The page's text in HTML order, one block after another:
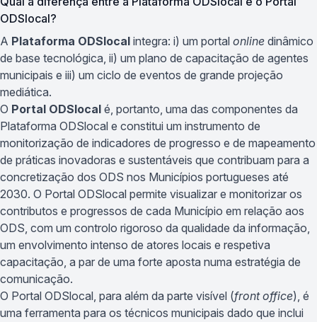
ODSlocal?
A Plataforma ODSlocal integra: i) um portal online dinâmico
de base tecnológica, ii) um plano de capacitação de agentes
municipais e iii) um ciclo de eventos de grande projeção
mediática.
O Portal ODSlocal é, portanto, uma das componentes da
Plataforma ODSlocal e constitui um instrumento de
monitorização de indicadores de progresso e de mapeamento
de práticas inovadoras e sustentáveis que contribuam para a
concretização dos ODS nos Municípios portugueses até
2030. O Portal ODSlocal permite visualizar e monitorizar os
contributos e progressos de cada Município em relação aos
ODS, com um controlo rigoroso da qualidade da informação,
um envolvimento intenso de atores locais e respetiva
capacitação, a par de uma forte aposta numa estratégia de
comunicação.
O Portal ODSlocal, para além da parte visível (front office), é
uma ferramenta para os técnicos municipais dado que inclui